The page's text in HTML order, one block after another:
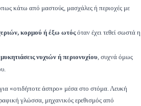
κάτω από μαστούς, μασχάλες ή περιοχές με
κορμού ή έξω ωτόςόταν έχει τεθεί σωστά η
νυχιών ή περιονυχίου, συχνά όμως
«οτιδήποτε άσπρο» μέσα στο στόμα. Λευκή
γλώσσα, μηχανικός ερεθισμός από